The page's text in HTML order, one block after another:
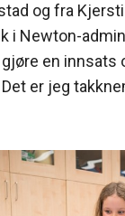
og fra
i Newton-
en innsats
er jeg